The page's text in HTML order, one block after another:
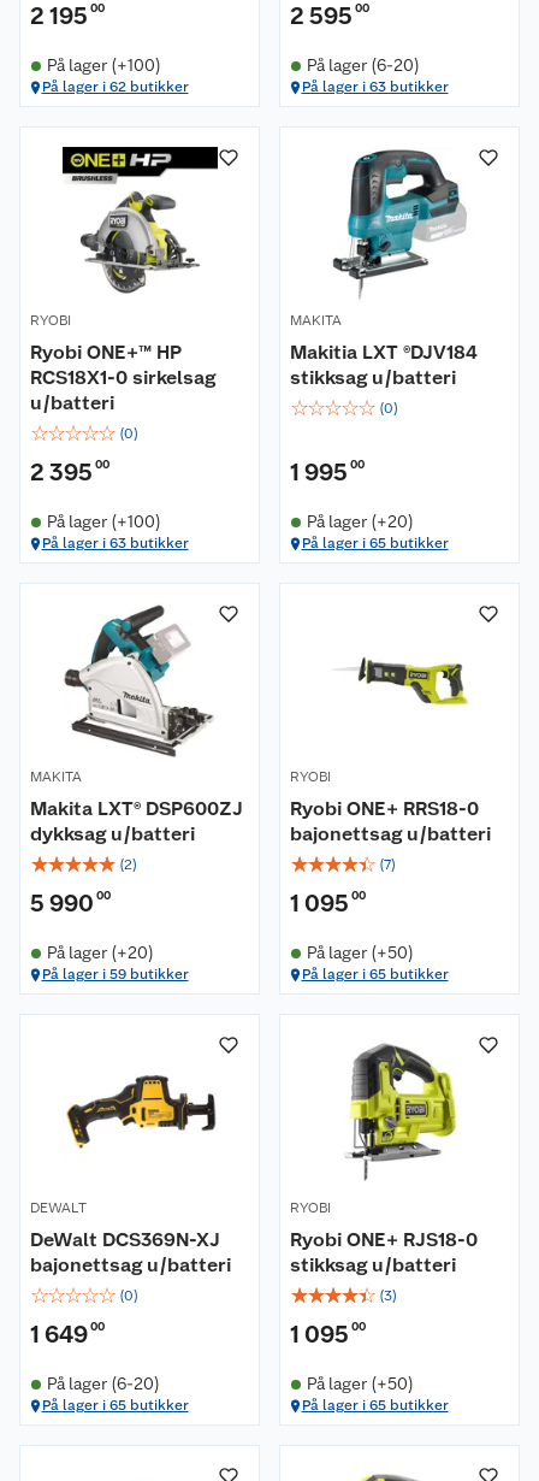
2 195 00
På lager (+100)
På lager i 62 butikker
2 595 00
På lager (6-20)
På lager i 63 butikker
RYOBI
Ryobi ONE+™ HP
RCS18X1-0 sirkelsag
u/batteri
☆☆☆☆☆ (0)
2 395 00
På lager (+100)
På lager i 63 butikker
MAKITA
Makitia LXT ®DJV184
stikksag u/batteri
☆☆☆☆☆ (0)
1 995 00
På lager (+20)
På lager i 65 butikker
MAKITA
Makita LXT® DSP600ZJ
dykksag u/batteri
☆☆☆☆☆ (2)
5 990 00
På lager (+20)
På lager i 59 butikker
RYOBI
Ryobi ONE+ RRS18-0
bajonettsag u/batteri
☆☆☆☆☆ (7)
1 095 00
På lager (+50)
På lager i 65 butikker
DEWALT
DeWalt DCS369N-XJ
bajonettsag u/batteri
☆☆☆☆☆ (0)
1 64900
På lager (6-20)
På lager i 65 butikker
RYOBI
Ryobi ONE+ RJS18-0
stikksag u/batteri
☆☆☆☆☆ (3)
1 095 00
På lager (+50)
På lager i 65 butikker
Om oss